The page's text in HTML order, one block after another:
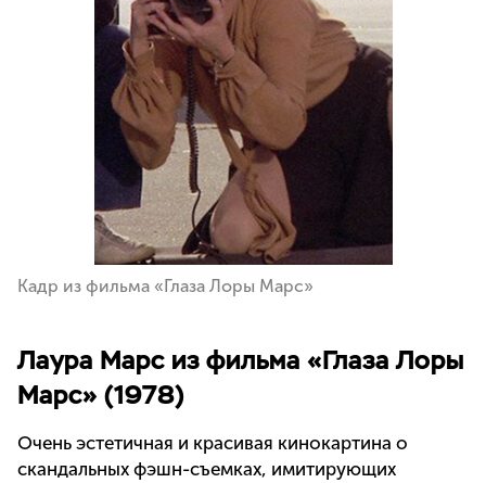
Кадр из фильма «Глаза Лоры Марс»
Лаура Марс из фильма «Глаза Лоры
Марс» (1978)
Очень эстетичная и красивая кинокартина о
скандальных фэшн-съемках, имитирующих